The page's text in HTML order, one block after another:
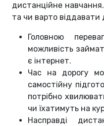
дистанційне
та чи варто віддавати
Головною
можливість
є інтернет.
Час на дорогу
самостійну
потрібно
чи їхатимуть на
Насправді